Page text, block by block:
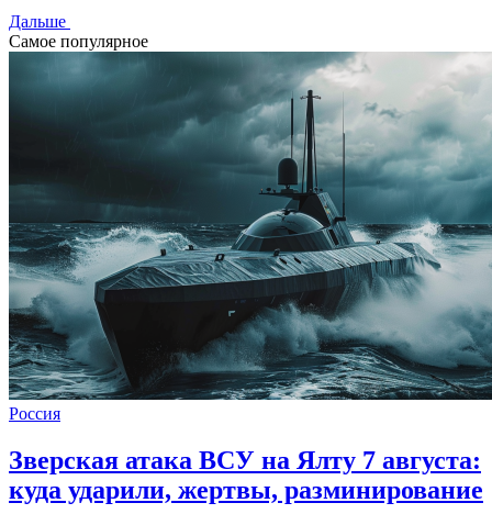
Дальше
Самое популярное
Россия
Зверская атака ВСУ на Ялту 7 августа:
куда ударили, жертвы, разминирование